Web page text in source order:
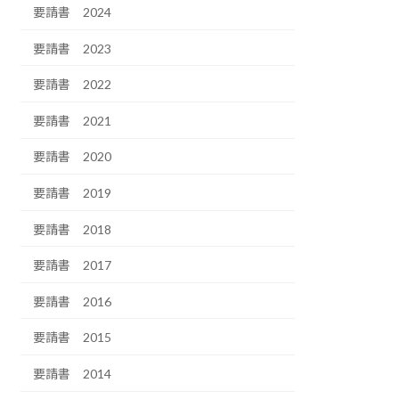
要請書 2024
要請書 2023
要請書 2022
要請書 2021
要請書 2020
要請書 2019
要請書 2018
要請書 2017
要請書 2016
要請書 2015
要請書 2014